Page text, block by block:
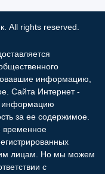
All rights reserved.
информацию,
Сайта Интернет -
информацию
за ее содержимое.
временное
лицам. Но мы можем
с